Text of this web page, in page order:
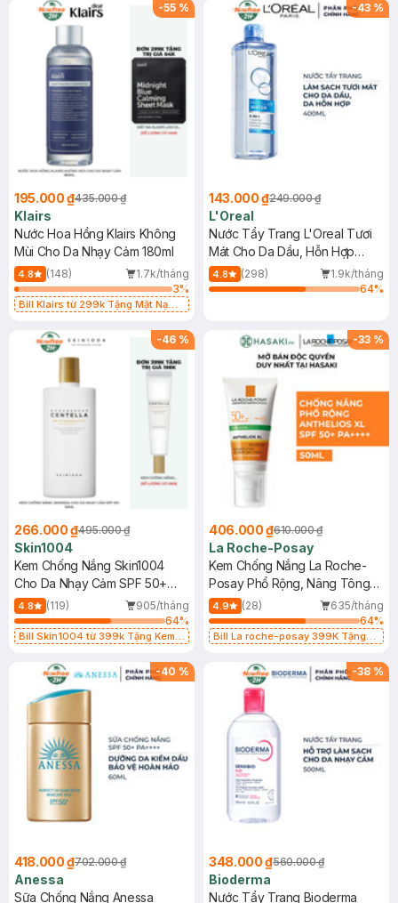
-55 %
195.000 ₫435.000 ₫
Klairs
Nước Hoa Hồng Klairs Không
Mùi Cho Da Nhạy Cảm 180ml
4.8 (148)
1.7k/tháng
3%
Bill Klairs từ 299k Tặng Mặt Nạ
25ml (SL Có Hạn)
-43 %
143.000 ₫249.000 ₫
L'Oreal
Nước Tẩy Trang L'Oreal Tươi
Mát Cho Da Dầu, Hỗn Hợp
400ml
4.8 (298)
1.9k/tháng
64%
-46 %
266.000 ₫495.000 ₫
Skin1004
Kem Chống Nắng Skin1004
Cho Da Nhạy Cảm SPF 50+
50ml
4.8 (119)
905/tháng
64%
Bill Skin1004 từ 399k Tặng Kem
SPF 50+ 20ml (SL Có Hạn)
-33 %
406.000 ₫610.000 ₫
La Roche-Posay
Kem Chống Nắng La Roche-
Posay Phổ Rộng, Nâng Tông
Kiềm Dầu 50ml
4.9 (28)
635/tháng
64%
Bill La roche-posay 399K Tặng
(SL có hạn)
-40 %
418.000 ₫702.000 ₫
Anessa
Sữa Chống Nắng Anessa
-38 %
348.000 ₫560.000 ₫
Bioderma
Nước Tẩy Trang Bioderma